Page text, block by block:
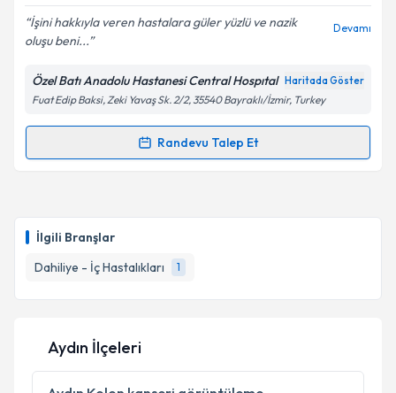
İlgili Branşlar
Dahiliye - İç Hastalıkları
1
Kişisel verilerimin işlenmesine ilişkin Aydınlatma
Metni'ni okudum ve kişisel verilerimin belirtilen
kapsamda işlenmesini kabul ediyorum.
İşini hakkıyla veren hastalara güler yüzlü ve nazik
oluşu beni...
Devamı
Özel Batı Anadolu Hastanesi Central Hospıtal Haritada Göster
Fuat Edip Baksi, Zeki Yavaş Sk. 2/2, 35540 Bayraklı/İzmir, Turkey
Randevu Talep Et
Randevu Takvimi Talebi
takvim hazırlandığında e-posta ile bilgilendireceğiz.
Kişisel verilerimin işlenmesine ilişkinAydınlatma
Metni
'ni okudum ve kişisel verilerimin belirtilen
Aydın İlçeleri